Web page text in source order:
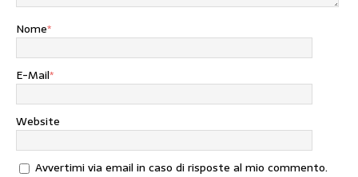
Nome*
E-Mail*
Website
Avvertimi via email in caso di risposte al mio commento.